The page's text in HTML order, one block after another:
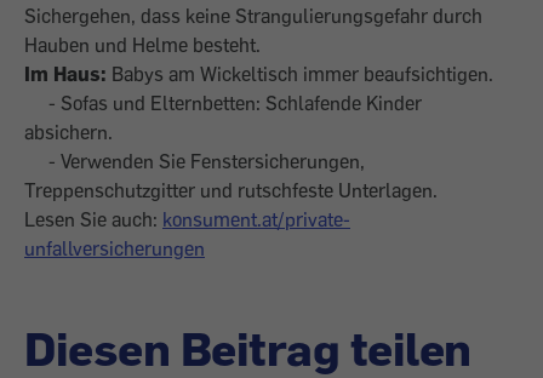
Sichergehen, dass keine Strangulierungsgefahr durch
Hauben und Helme besteht.
Im Haus: Babys am Wickeltisch immer beaufsichtigen.
- Sofas und Elternbetten: Schlafende Kinder
absichern.
- Verwenden Sie Fenstersicherungen,
Treppenschutzgitter und rutschfeste Unterlagen.
Lesen Sie auch: konsument.at/private-
unfallversicherungen
Diesen Beitrag teilen